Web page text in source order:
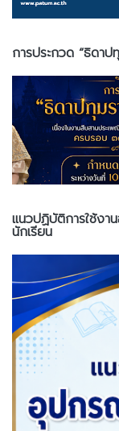
การประกวด “ธิดา
แนวปฏิบัติการใช้งา
นักเรียน